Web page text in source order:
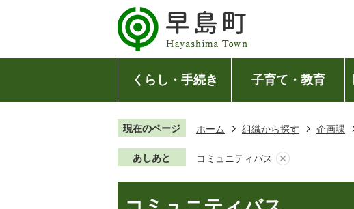
くらし・手続き 子育て・教育
現在のページ ホーム 組織から探す 企画課
あしあと コミュニティバス